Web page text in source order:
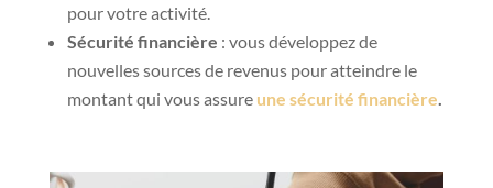
pour votre activité.
Sécurité financière : vous développez de
nouvelles sources de revenus pour atteindre le
montant qui vous assure une sécurité financière